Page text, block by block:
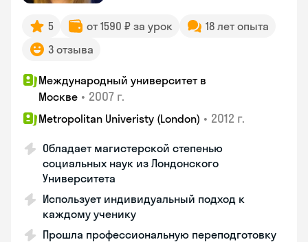
5 от 1590 ₽ за урок
18 лет опыта
3 отзыва
Международный университет в
Москве • 2007 г.
Metropolitan Univeristy (London) • 2012 г.
Обладает магистерской степенью
социальных наук из Лондонского
Университета
Использует индивидуальный подход к
каждому ученику
Прошла профессиональную переподготовку